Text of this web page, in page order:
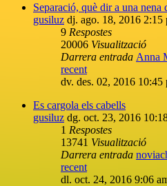
Separació, què dir a una nena
gusiluz dj. ago. 18, 2016 2:15
9 Respostes
20006 Visualització
Darrera entrada Anna
recent
dv. des. 02, 2016 10:45
Es cargola els cabells
gusiluz dg. oct. 23, 2016
1 Respostes
13741 Visualització
Darrera entrada
recent
dl. oct. 24, 2016 9:06